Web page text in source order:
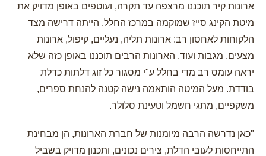
ארונות קיר תוכננו מרצפה עד תקרה, ועוטפים באופן מדויק את
מיטת הקינג סייז שמוקמה במרכז החלל. הייתה דרישה מצד
הלקוחות לאחסון רב: ארונות תליה, נעליים, קיפול, ארונות
מצעים, מגבות ועוד. הארונות הרבים תוכננו באופן כזה שלא
יראה עומס רב מדי בחלל ע"י מסגור כל זוג דלתות כדלת
בודדת. מעל המיטה הותאמה נישה קטנה להנחת ספרים,
משקפיים, מתגי חשמל וטעינת סלולר.
"כאן נדרשה הרבה מיומנות של חברת הארונות, הן מבחינת
התייחסות לעובי הדלת, צירים נכונים, ותכנון מדויק בשביל